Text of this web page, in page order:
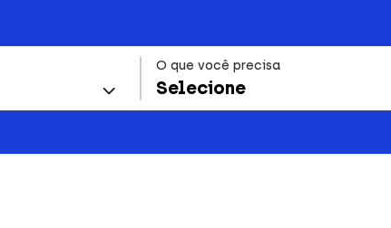
O que você precisa
Selecione